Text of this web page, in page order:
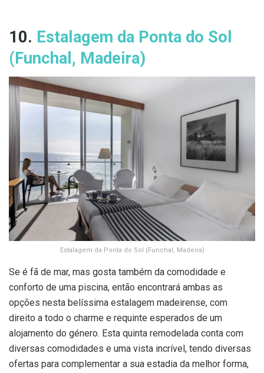
10. Estalagem da Ponta do Sol
(Funchal, Madeira)
Estalagem da Ponta do Sol (Funchal, Madeira)
Se é fã de mar, mas gosta também da comodidade e
conforto de uma piscina, então encontrará ambas as
opções nesta belíssima estalagem madeirense, com
direito a todo o charme e requinte esperados de um
alojamento do género. Esta quinta remodelada conta com
diversas comodidades e uma vista incrível, tendo diversas
ofertas para complementar a sua estadia da melhor forma,